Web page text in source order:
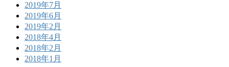
2019年7月
2019年6月
2019年2月
2018年4月
2018年2月
2018年1月